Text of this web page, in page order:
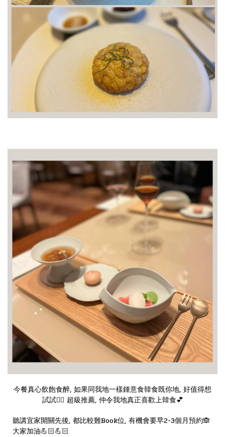
今餐真心飲飽食醉, 如果同我地一樣鍾意食韓食既你地, 好值得想
試試👍🏻 超級推薦, 仲令我地真正喜歡上韓食💕
聽講宜家開關先後, 都比較難Book位, 有機會要早2-3個月預約🙈
大家加油💪🏻💪🏻